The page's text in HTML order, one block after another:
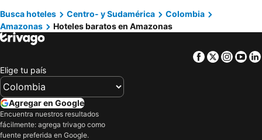
Hostal Selvatrip
Hotel Utüane
Hotel The Amazon Bed & Breakfast
Zuruma Hotel
Waldor's Hotel Boutique
Eco Hotel Aldea - Amazonas
Divino Niño
Hotel Gavas Amazonas
Amazonas magic
Ecocabañas Manguare
Busca hoteles Centro- y Sudamérica
Colombia
Amazonas
Hoteles baratos en Amazonas
Facebook
Twitter
Elige tu país
Agregar en Google
Encuentra nuestros resultados
fácilmente: agrega trivago como
fuente preferida en Google.